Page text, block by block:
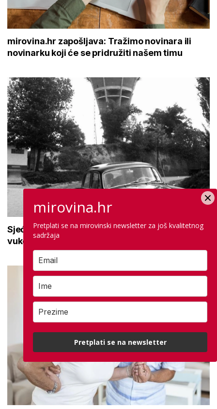
mirovina.hr zapošljava: Tražimo novinara ili
novinarku koji će se pridružiti našem timu
Sjećanje na herojski grad: Kako su nastali
vukovarski Vodotoranj i Borovo Naselje?
mirovina.hr
Pretplati se na mirovinski newsletter za još kvalitetnog
sadržaja
Pretplati se na newsletter